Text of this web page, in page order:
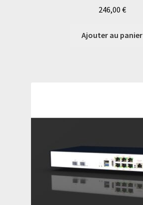
246,00 €
Ajouter au panier